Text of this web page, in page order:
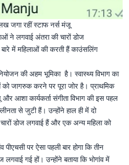
जगा रहीं स्टाफ नर्स मंजू
ने लगवाई अंतरा की चारों डोज
में महिलाओं की करती हैं काउंसलिंग
की अहम भूमिका है। स्वास्थ्य विभाग का
को जागरुक करने पर पूरा जोर है। प्राथमिक
आशा कार्यकर्ता संगीता विभाग की इस पहल
से जुटी हैं। उन्होंने हाल ही में दो
डोज लगवाई हैं और एक अन्य महिला को
पर ऐसा पहली बार होगा कि तीन
लगवाई गई हों। उन्होंने बताया कि भोगांव में